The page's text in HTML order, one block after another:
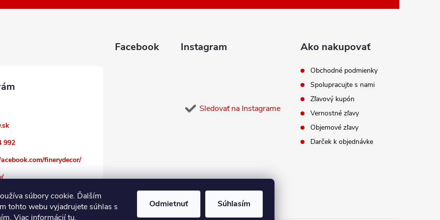
súbory cookie. Ďalším
tohto webu vyjadrujete súhlas s
Viac informáciítu.
Odmietnuť Súhlasím
992
finerydecor/
Facebook Instagram
Sledovať na Instagrame
Ako nakupovať
Obchodné podmienky
Spolupracujte s nami
Zľavový kupón
Vernostné zľavy
Objemové zľavy
Darček k objednávke